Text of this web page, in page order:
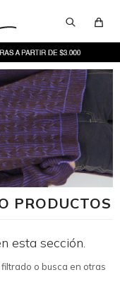
PRODUCTOS
esta sección.
o busca en otras